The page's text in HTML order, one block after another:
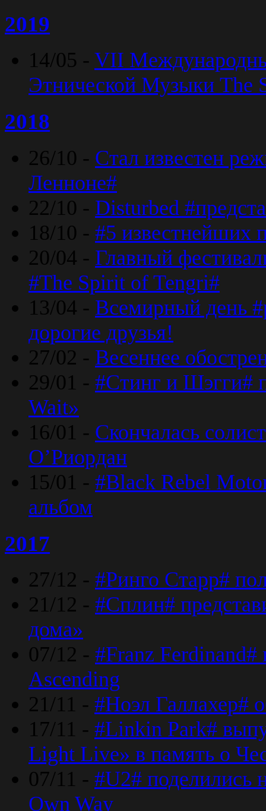
2019
14/05 - VII
Этнической Музыки The
2018
26/10 - Стал известен
Ленноне#
22/10 - Disturbed
18/10 - #5 известнейших
20/04 - Главный
#The Spirit of Tengri#
13/04 - Всемирный день
дорогие друзья!
27/02 - Весеннее
29/01 - #Стинг и Шэгги#
Wait»
16/01 - Скончалась
O’Риордан
15/01 - #Black Rebel
альбом
2017
27/12 - #Ринго Старр#
21/12 - #Сплин#
дома»
07/12 - #Franz
Ascending
21/11 - #Ноэл Галлахер#
17/11 - #Linkin Park#
Light Live» в память о
07/11 - #U2#
Own Way